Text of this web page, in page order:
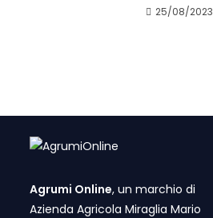
25/08/2023
Agrumi Online, un marchio di
Azienda Agricola Miraglia Mario